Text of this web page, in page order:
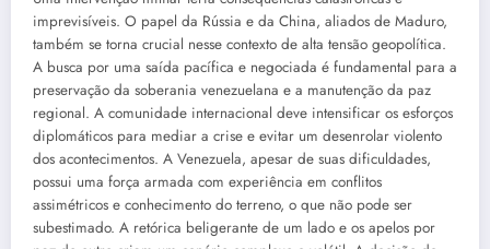
imprevisíveis. O papel da Rússia e da China, aliados de Maduro,
também se torna crucial nesse contexto de alta tensão geopolítica.
A busca por uma saída pacífica e negociada é fundamental para a
preservação da soberania venezuelana e a manutenção da paz
regional. A comunidade internacional deve intensificar os esforços
diplomáticos para mediar a crise e evitar um desenrolar violento
dos acontecimentos. A Venezuela, apesar de suas dificuldades,
possui uma força armada com experiência em conflitos
assimétricos e conhecimento do terreno, o que não pode ser
subestimado. A retórica beligerante de um lado e os apelos por